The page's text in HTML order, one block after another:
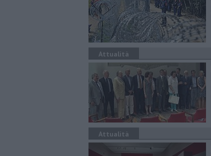
Attualità
Attualità